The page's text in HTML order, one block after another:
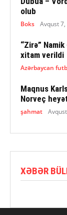
olub
Boks Avqust
“Zirə”
xitam verildi
Azərbaycan
Maqnus
Norveç
şahmat
XƏBƏR